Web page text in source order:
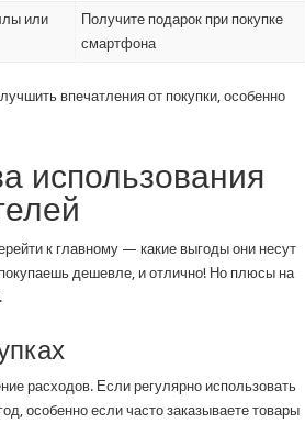
или
Получите подарок при покупке
смартфона
впечатления от покупки, особенно
использования
к главному — какие выгоды они несут
дешевле, и отлично! Но плюсы на
расходов. Если регулярно использовать
особенно если часто заказываете товары